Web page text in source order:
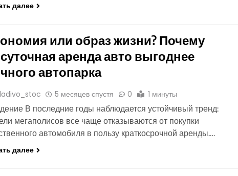
далее
или образ жизни? Почему
аренда авто выгоднее
автопарка
5 месяцев спустя 0 1 минуты
В последние годы наблюдается устойчивый тренд:
мегаполисов все чаще отказываются от покупки
автомобиля в пользу краткосрочной аренды….
далее